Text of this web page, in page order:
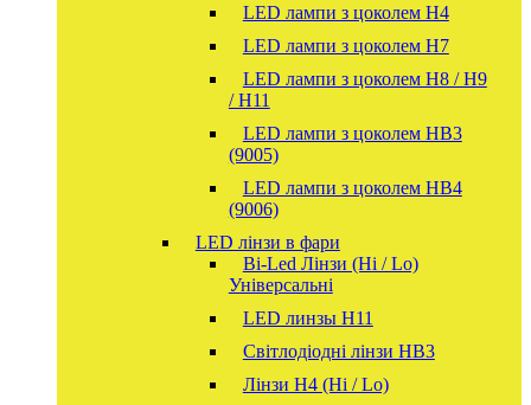
LED лампи з цоколем H4
LED лампи з цоколем H7
LED лампи з цоколем H8 / H9
/ H11
LED лампи з цоколем HB3
(9005)
LED лампи з цоколем HB4
(9006)
LED лінзи в фари
Bi-Led Лінзи (Hi / Lo)
Універсальні
LED линзы H11
Світлодіодні лінзи HB3
Лінзи Н4 (Hi / Lo)